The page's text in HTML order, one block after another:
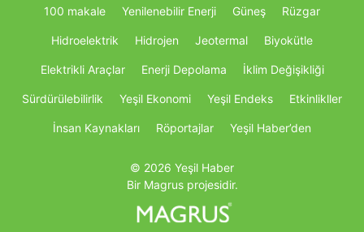
100 makale Yenilenebilir Enerji Güneş Rüzgar
Hidroelektrik Hidrojen Jeotermal Biyokütle
Elektrikli Araçlar Enerji Depolama İklim Değişikliği
Sürdürülebilirlik Yeşil Ekonomi Yeşil Endeks Etkinlikller
İnsan Kaynakları Röportajlar Yeşil Haber’den
© 2026 Yeşil Haber
Bir Magrus projesidir.